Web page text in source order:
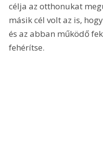
célja az otthonukat
másik cél volt az is,
és az abban működő
fehérítse.